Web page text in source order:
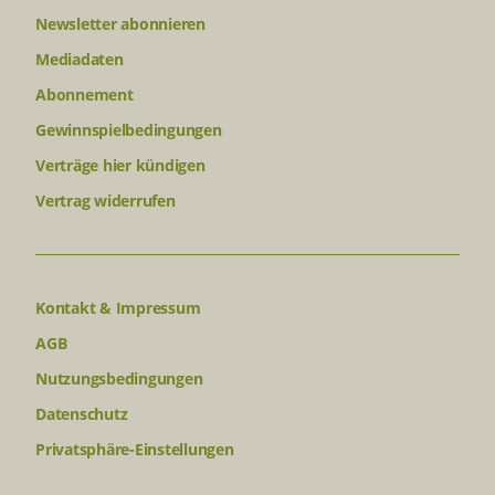
sich in der
Newsletter abonnieren
Mediadaten
Abonnement
Gewinnspielbedingungen
Verträge hier kündigen
Vertrag widerrufen
Kontakt & Impressum
AGB
Nutzungsbedingungen
Datenschutz
Privatsphäre-Einstellungen